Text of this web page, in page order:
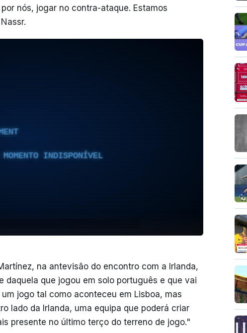
nós, jogar no contra-ataque. Estamos
INDISPONÍVEL
na antevisão do encontro com a Irlanda,
daquela que jogou em solo português e que vai
jogo tal como aconteceu em Lisboa, mas
lado da Irlanda, uma equipa que poderá criar
presente no último terço do terreno de jogo."